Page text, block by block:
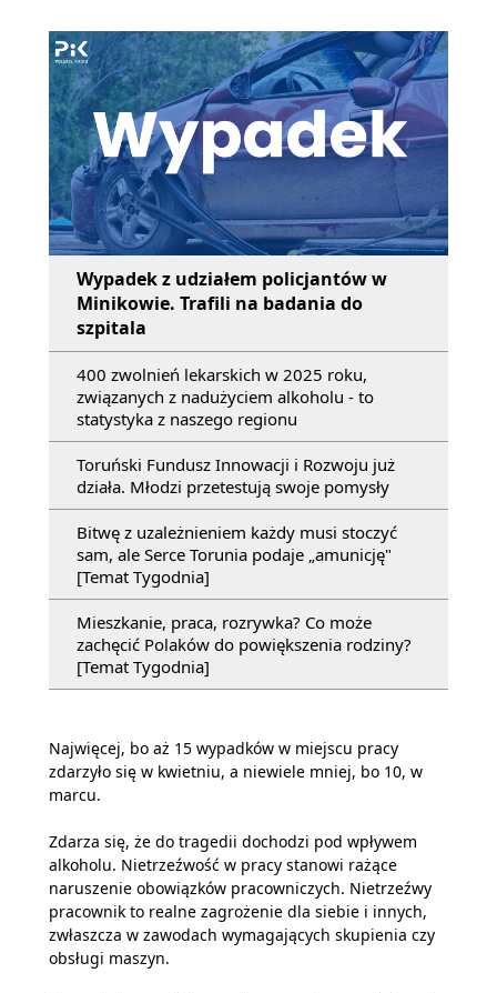
Wypadek z udziałem policjantów w
Minikowie. Trafili na badania do
szpitala
400 zwolnień lekarskich w 2025 roku,
związanych z nadużyciem alkoholu - to
statystyka z naszego regionu
Toruński Fundusz Innowacji i Rozwoju już
działa. Młodzi przetestują swoje pomysły
Bitwę z uzależnieniem każdy musi stoczyć
sam, ale Serce Torunia podaje „amunicję"
[Temat Tygodnia]
Mieszkanie, praca, rozrywka? Co może
zachęcić Polaków do powiększenia rodziny?
[Temat Tygodnia]
Najwięcej, bo aż 15 wypadków w miejscu pracy
zdarzyło się w kwietniu, a niewiele mniej, bo 10, w
marcu.
Zdarza się, że do tragedii dochodzi pod wpływem
alkoholu. Nietrzeźwość w pracy stanowi rażące
naruszenie obowiązków pracowniczych. Nietrzeźwy
pracownik to realne zagrożenie dla siebie i innych,
zwłaszcza w zawodach wymagających skupienia czy
obsługi maszyn.